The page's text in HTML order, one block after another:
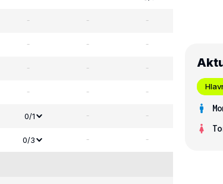
- - -
- - -
- - -
- - -
0/1 - -
0/3 - -